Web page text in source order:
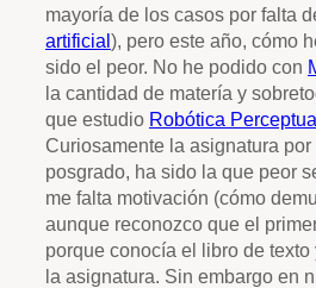
mayoría de los casos por falta
artificial), pero este año, cómo
sido el peor. No he podido con
la cantidad de matería y
que estudio Robótica
Curiosamente la asignatura
posgrado, ha sido la que peor
me falta motivación (cómo
aunque reconozco que el
porque conocía el libro de
la asignatura. Sin embargo en